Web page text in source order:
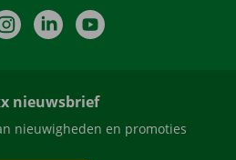
InstagramLinkedIn
nieuwsbrief
nieuwigheden en promoties